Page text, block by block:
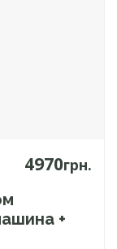
4970грн.
+